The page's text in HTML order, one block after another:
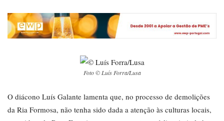
Foto © Luís Forra/Lusa
O diácono Luís Galante lamenta que, no processo de demolições
da Ria Formosa, não tenha sido dada a atenção às culturas locais,